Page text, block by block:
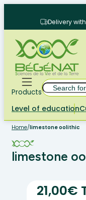
content
Delivery
Products
Search
Level of education
Home/limestone oolithic
limestone
21,00€